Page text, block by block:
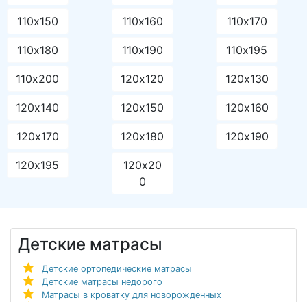
110х150 110х160 110х170
110х180 110х190 110х195
110х200 120х120 120х130
120х140 120х150 120х160
120х170 120х180 120х190
120х195
120х20
0
Детские матрасы
Детские ортопедические матрасы
Детские матрасы недорого
Матрасы в кроватку для новорожденных